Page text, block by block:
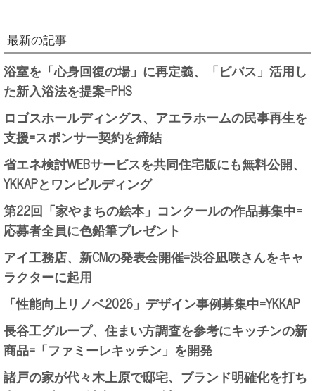
最新の記事
浴室を「心身回復の場」に再定義、「ビバス」活用し
た新入浴法を提案=PHS
ロゴスホールディングス、アエラホームの民事再生を
支援=スポンサー契約を締結
省エネ検討WEBサービスを共同住宅版にも無料公開、
YKKAPとワンビルディング
第22回「家やまちの絵本」コンクールの作品募集中=
応募者全員に色鉛筆プレゼント
アイ工務店、新CMの発表会開催=渋谷凪咲さんをキャ
ラクターに起用
「性能向上リノベ2026」デザイン事例募集中=YKKAP
長谷工グループ、住まい方調査を参考にキッチンの新
商品=「ファミーレキッチン」を開発
諸戸の家が代々木上原で邸宅、ブランド明確化を打ち